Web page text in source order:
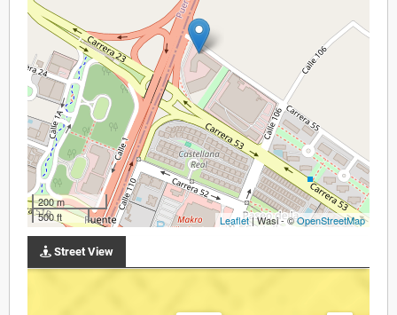
200 m
500 ft
Leaflet| Wasi - ©OpenStreetMap
Street View